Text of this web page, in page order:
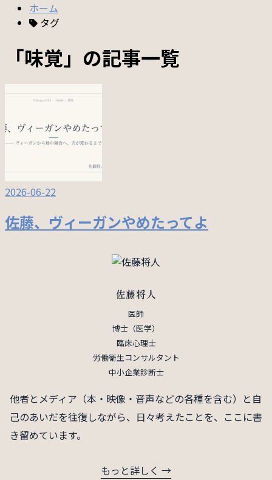
ホーム
タグ
「味覚」の記事一覧
2026-06-22
佐藤、ヴィーガンやめたってよ
佐藤将人
医師
博士（医学）
臨床心理士
労働衛生コンサルタント
中小企業診断士
他者とメディア（本・映像・音声などの各種を含む）と自
己のあいだを往復しながら、日々考えたことを、ここに書
き留めています。
もっと詳しく →